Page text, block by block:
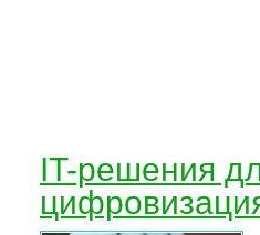
IT-решения